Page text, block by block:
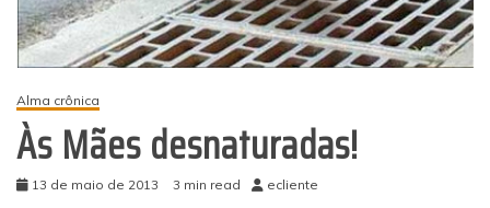
Alma crônica
Às Mães desnaturadas!
13 de maio de 2013 3 min read ecliente